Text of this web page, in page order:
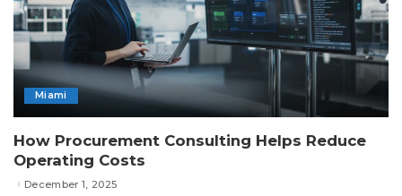
Miami
How Procurement Consulting Helps Reduce
Operating Costs
December 1, 2025